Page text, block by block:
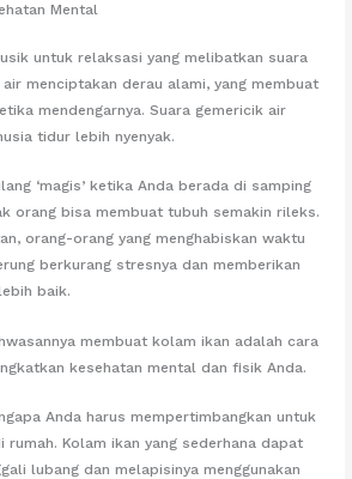
Mental
untuk relaksasi yang melibatkan suara
air menciptakan derau alami, yang membuat
mendengarnya. Suara gemericik air
tidur lebih nyenyak.
‘magis’ ketika Anda berada di samping
orang bisa membuat tubuh semakin rileks.
orang-orang yang menghabiskan waktu
berkurang stresnya dan memberikan
baik.
membuat kolam ikan adalah cara
kesehatan mental dan fisik Anda.
Anda harus mempertimbangkan untuk
rumah. Kolam ikan yang sederhana dapat
lubang dan melapisinya menggunakan